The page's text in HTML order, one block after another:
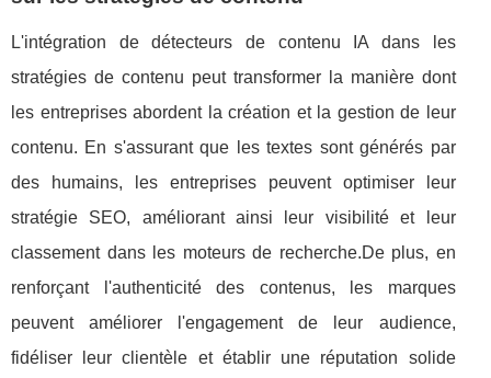
L'intégration de détecteurs de contenu IA dans les
stratégies de contenu peut transformer la manière dont
les entreprises abordent la création et la gestion de leur
contenu. En s'assurant que les textes sont générés par
des humains, les entreprises peuvent optimiser leur
stratégie SEO, améliorant ainsi leur visibilité et leur
classement dans les moteurs de recherche.De plus, en
renforçant l'authenticité des contenus, les marques
peuvent améliorer l'engagement de leur audience,
fidéliser leur clientèle et établir une réputation solide